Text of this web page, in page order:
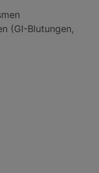
(GI-Blutungen,